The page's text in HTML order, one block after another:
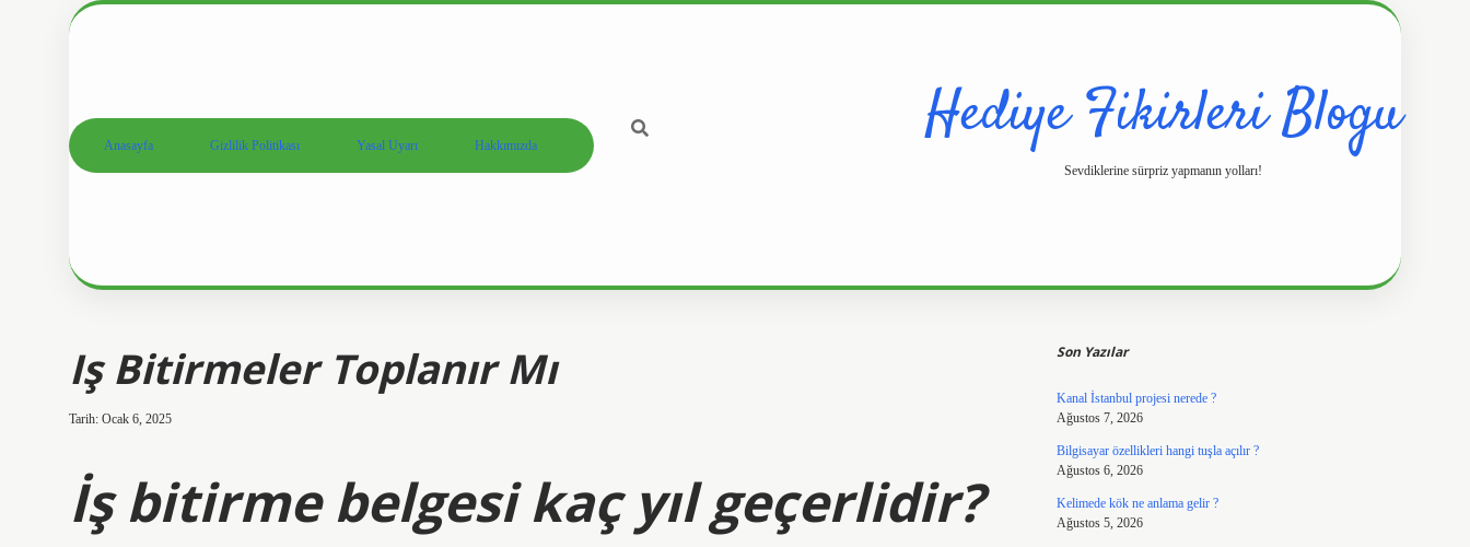
Anasayfa Gizlilik Politikası Yasal Uyarı Hakkımızda Hediye Fikirleri Blogu
Sevdiklerine sürpriz yapmanın yolları!
Iş Bitirmeler Toplanır Mı
Tarih: Ocak 6, 2025
İş bitirme belgesi kaç yıl geçerlidir?
Son Yazılar
Kanal İstanbul projesi nerede ?
Ağustos 7, 2026
Bilgisayar özellikleri hangi tuşla açılır ?
Ağustos 6, 2026
Kelimede kök ne anlama gelir ?
Ağustos 5, 2026